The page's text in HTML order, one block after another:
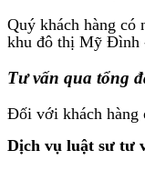
Quý khách hàng có
khu đô thị Mỹ Đình
Tư vấn qua tổng
Đối với khách hàng
Dịch vụ luật sư tư